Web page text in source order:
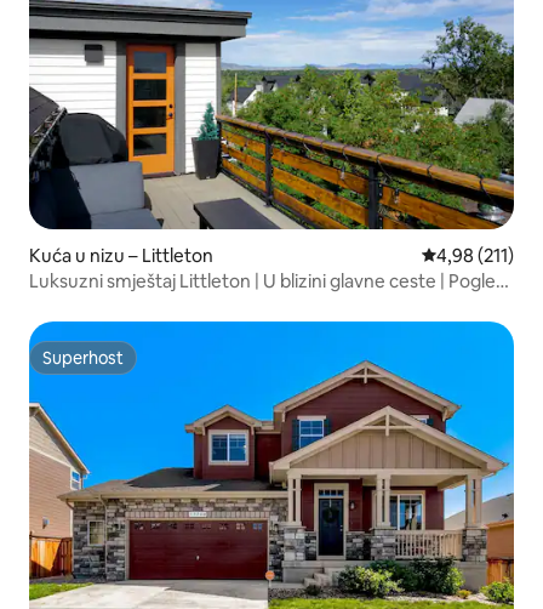
Kuća u nizu – Littleton Prosječna
4,98 (211)
Luksuzni smještaj Littleton | U blizini glavne ceste | Pogled
Superhost
Superhost